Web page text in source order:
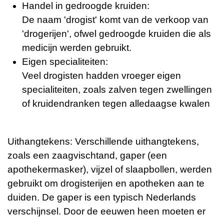
Handel in gedroogde kruiden:
De naam 'drogist' komt van de verkoop van
'drogerijen', ofwel gedroogde kruiden die als
medicijn werden gebruikt.
Eigen specialiteiten:
Veel drogisten hadden vroeger eigen
specialiteiten, zoals zalven tegen zwellingen
of kruidendranken tegen alledaagse kwalen
Uithangtekens: Verschillende uithangtekens,
zoals een zaagvischtand, gaper (een
apothekermasker), vijzel of slaapbollen, werden
gebruikt om drogisterijen en apotheken aan te
duiden. De gaper is een typisch Nederlands
verschijnsel. Door de eeuwen heen moeten er